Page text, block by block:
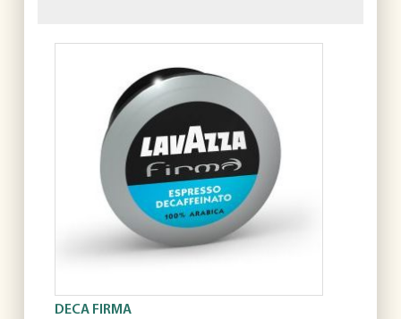
DECA FIRMA